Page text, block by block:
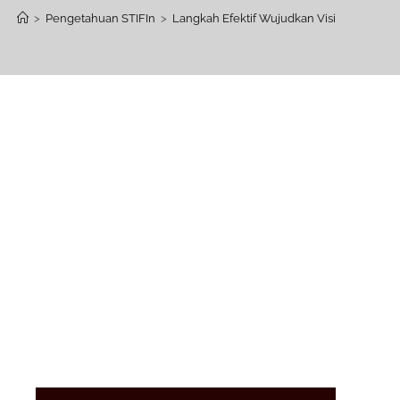
> Pengetahuan STIFIn > Langkah Efektif Wujudkan Visi